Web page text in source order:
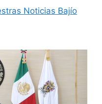
Noticias Bajío